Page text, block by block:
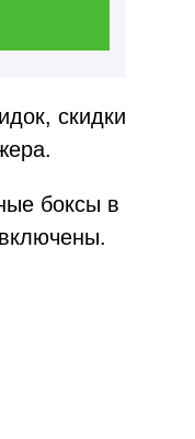
скидки
боксы в